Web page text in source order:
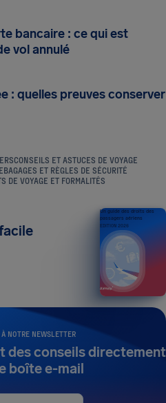
bancaire : ce qui est
vol annulé
: quelles preuves conserver
CONSEILS ET ASTUCES DE VOYAGE
BAGAGES ET RÈGLES DE SÉCURITÉ
DE VOYAGE ET FORMALITÉS
NOTRE NEWSLETTER
des conseils directement
boîte e-mail
Un guide des droits des
passagers aériens
ÉDITION 2026